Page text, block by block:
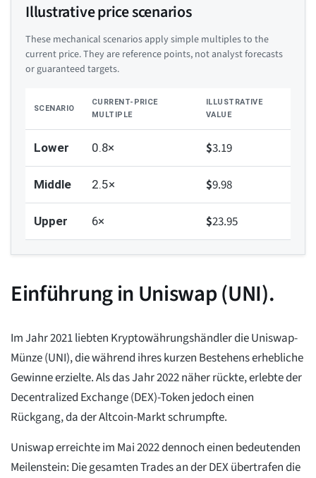
Illustrative price scenarios
These mechanical scenarios apply simple multiples to the
current price. They are reference points, not analyst forecasts
or guaranteed targets.
SCENARIO
CURRENT-PRICE
MULTIPLE
ILLUSTRATIVE
VALUE
Lower 0.8× $3.19
Middle 2.5× $9.98
Upper 6× $23.95
Einführung in Uniswap (UNI).
Im Jahr 2021 liebten Kryptowährungshändler die Uniswap-
Münze (UNI), die während ihres kurzen Bestehens erhebliche
Gewinne erzielte. Als das Jahr 2022 näher rückte, erlebte der
Decentralized Exchange (DEX)-Token jedoch einen
Rückgang, da der Altcoin-Markt schrumpfte.
Uniswap erreichte im Mai 2022 dennoch einen bedeutenden
Meilenstein: Die gesamten Trades an der DEX übertrafen die